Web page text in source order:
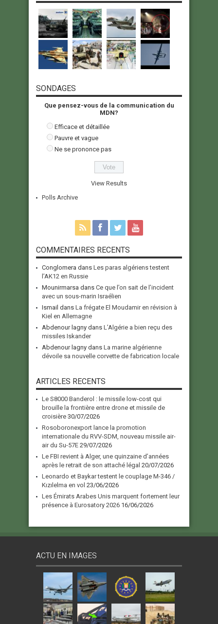
SONDAGES
Que pensez-vous de la communication du
MDN?
Efficace et détaillée
Pauvre et vague
Ne se prononce pas
View Results
Polls Archive
COMMENTAIRES RECENTS
Conglomera dans Les paras algériens testent
l’AK12 en Russie
Mounirmarsa dans Ce que l’on sait de l’incident
avec un sous-marin Israélien
Ismail dans La frégate El Moudamir en révision à
Kiel en Allemagne
Abdenour lagny dans L’Algérie a bien reçu des
missiles Iskander
Abdenour lagny dans La marine algérienne
dévoile sa nouvelle corvette de fabrication locale
ARTICLES RECENTS
Le S8000 Banderol : le missile low-cost qui
brouille la frontière entre drone et missile de
croisière 30/07/2026
Rosoboronexport lance la promotion
internationale du RVV-SDM, nouveau missile air-
air du Su-57E 29/07/2026
Le FBI revient à Alger, une quinzaine d’années
après le retrait de son attaché légal 20/07/2026
Leonardo et Baykar testent le couplage M-346 /
Kızılelma en vol 23/06/2026
Les Émirats Arabes Unis marquent fortement leur
présence à Eurosatory 2026 16/06/2026
ACTU EN IMAGES